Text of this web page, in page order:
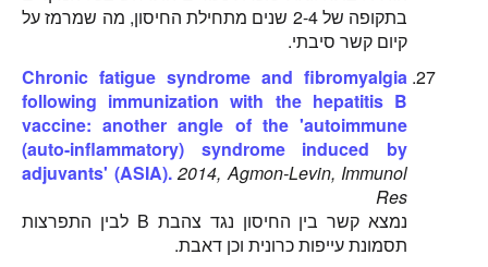
בתקופה של 2-4 שנים מתחילת החיסון, מה שמרמז על
קיום קשר סיבתי.
Chronic fatigue syndrome and fibromyalgia
following immunization with the hepatitis B
vaccine: another angle of the 'autoimmune
(auto-inflammatory) syndrome induced by
adjuvants' (ASIA). 2014, Agmon-Levin, Immunol
Res
נמצא קשר בין החיסון נגד צהבת B לבין התפרצות
תסמונת עייפות כרונית וכן דאבת.